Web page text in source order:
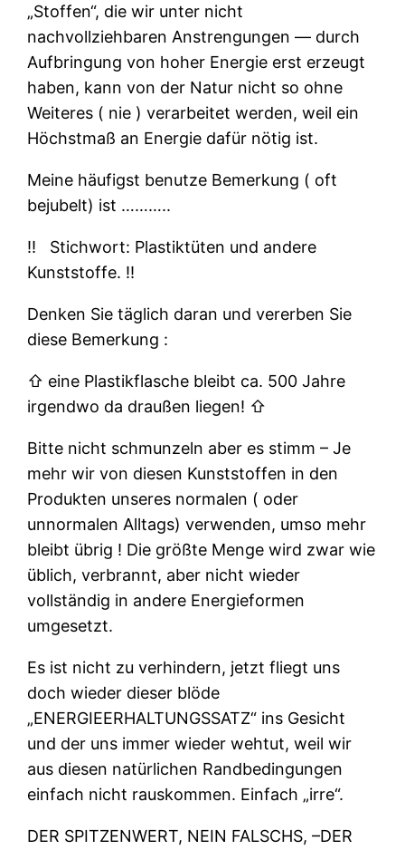
„Stoffen“, die wir unter nicht
nachvollziehbaren Anstrengungen — durch
Aufbringung von hoher Energie erst erzeugt
haben, kann von der Natur nicht so ohne
Weiteres ( nie ) verarbeitet werden, weil ein
Höchstmaß an Energie dafür nötig ist.
Meine häufigst benutze Bemerkung ( oft
bejubelt) ist ………..
‼
Stichwort: Plastiktüten und andere
Kunststoffe. ‼
Denken Sie täglich daran und vererben Sie
diese Bemerkung :
⇧ eine Plastikflasche bleibt ca. 500 Jahre
irgendwo da draußen liegen! ⇧
Bitte nicht schmunzeln aber es stimm – Je
mehr wir von diesen Kunststoffen in den
Produkten unseres normalen ( oder
unnormalen Alltags) verwenden, umso mehr
bleibt übrig ! Die größte Menge wird zwar wie
üblich, verbrannt, aber nicht wieder
vollständig in andere Energieformen
umgesetzt.
Es ist nicht zu verhindern, jetzt fliegt uns
doch wieder dieser blöde
„ENERGIEERHALTUNGSSATZ“ ins Gesicht
und der uns immer wieder wehtut, weil wir
aus diesen natürlichen Randbedingungen
einfach nicht rauskommen. Einfach „irre“.
DER SPITZENWERT, NEIN FALSCHS, –DER